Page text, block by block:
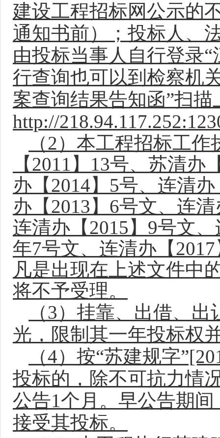
建设工程招标网公示的
通知书前）； 投标人、
由投标当事人自行登录
行查询也可以到检察机
案查询结果告知函”扫
http://
（2）本工程招标工
【2011】13号、苏清
办【2014】5号、连清
办【2013】6号文、连
连清办【2015】9号文
年7号文、连清办【
凡是出现在上述文件中
将不予受理。
（3） 挂靠、出借、出
光，限制其一年投标权
（4）按“苏建规字
投标的，除不可抗力情
公告1个月。早公告期
接受其投标。